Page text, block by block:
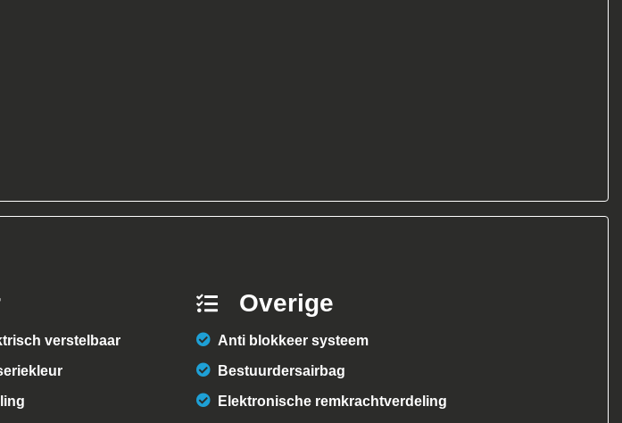
verstelbaar
Overige
Anti blokkeer systeem
Bestuurdersairbag
Elektronische remkrachtverdeling